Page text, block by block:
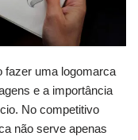
fazer uma logomarca
e a importância
No competitivo
não serve apenas